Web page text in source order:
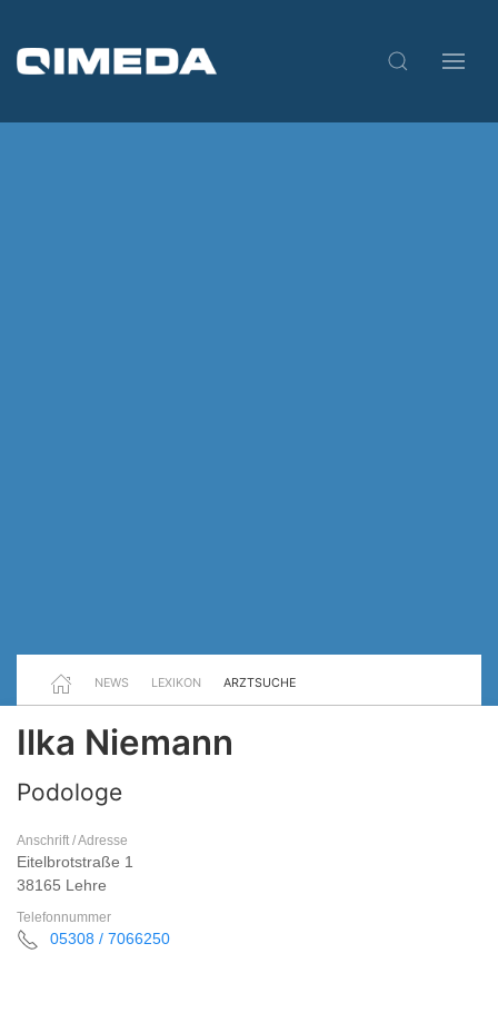
NEWS LEXIKON ARZTSUCHE
Ilka Niemann
Podologe
Anschrift / Adresse
Eitelbrotstraße 1
38165 Lehre
Telefonnummer
05308 / 7066250